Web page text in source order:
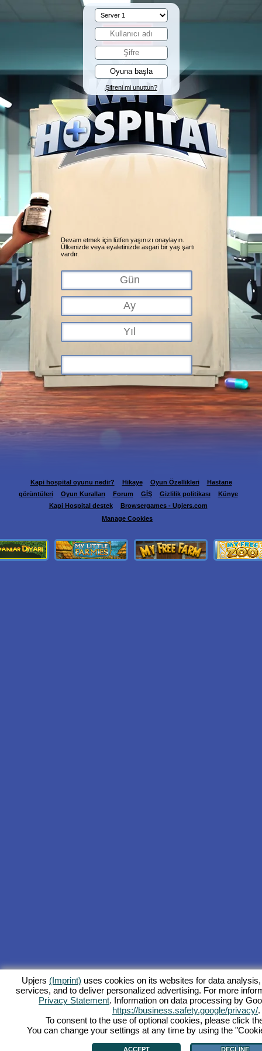
Şifreni mi unuttun?
Devam etmek için lütfen yaşınızı onaylayın.
Ülkenizde veya eyaletinizde asgari bir yaş şartı
vardır.
Kapi hospital oyunu nedir? Hikaye Oyun Özellikleri
Hastane
görüntüleri
Oyun Kuralları Forum GİŞ Gizlilik politikası
Künye
Kapi Hospital destek
Browsergames - Upjers.com
Manage Cookies
Upjers (Imprint) uses cookies on its websites for data
services, and to deliver personalized advertising. For more
Privacy Statement. Information on data processing by
https://business.safety.google/privacy/.
To consent to the use of optional cookies, please click
You can change your settings at any time by using the
ACCEPT DECLINE